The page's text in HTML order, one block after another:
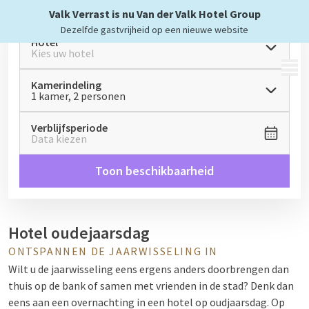
Valk Verrast is nu Van der Valk Hotel Group
Dezelfde gastvrijheid op een nieuwe website
MENU
Hotel
Kies uw hotel
Kamerindeling
1 kamer, 2 personen
Verblijfsperiode
Data kiezen
Toon beschikbaarheid
Hotel oudejaarsdag
ONTSPANNEN DE JAARWISSELING IN
Wilt u de jaarwisseling eens ergens anders doorbrengen dan
thuis op de bank of samen met vrienden in de stad? Denk dan
eens aan een overnachting in een hotel op oudjaarsdag. Op